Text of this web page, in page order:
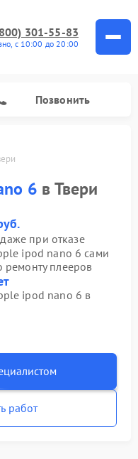
301-55-83
с 10:00 до 20:00
Позвонить
6 в Твери
даже при отказе
ipod nano 6 сами
ремонту плееров
ipod nano 6 в
работ